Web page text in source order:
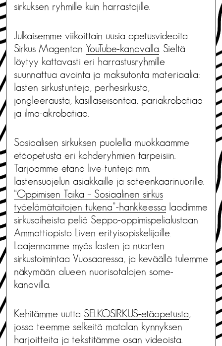
sirkuksen ryhmille kuin harrastajille.
Julkaisemme viikoittain uusia opetusvideoita
Sirkus Magentan YouTube-kanavalla . Sieltä
löytyy kattavasti eri harrastusryhmille
suunnattua avointa ja maksutonta materiaalia:
lasten sirkustunteja, perhesirkusta,
jongleerausta, käsilläseisontaa, pariakrobatiaa
ja ilma-akrobatiaa.
Sosiaalisen sirkuksen puolella muokkaamme
etäopetusta eri kohderyhmien tarpeisiin.
Tarjoamme etänä live-tunteja mm.
lastensuojelun asiakkaille ja sateenkaarinuorille.
“Oppimisen Taika – Sosiaalinen sirkus
työelämätaitojen tukena”-hankkeessa laadimme
sirkusaiheista peliä Seppo-oppimispelialustaan
Ammattiopisto Liven erityisopiskelijoille.
Laajennamme myös lasten ja nuorten
sirkustoimintaa Vuosaaressa, ja keväällä tulemme
näkymään alueen nuorisotalojen some-
kanavilla.
Kehitämme uutta SELKOSIRKUS-etäopetusta,
jossa teemme selkeitä matalan kynnyksen
harjoitteita ja tekstitämme osan videoista.